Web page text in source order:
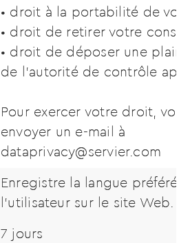
• droit à la portabilité de
• droit de retirer votre
• droit de déposer une
de l’autorité de contrôle
Pour exercer votre droit,
envoyer un e-mail à
dataprivacy@servier.com
Enregistre la langue préférée
l’utilisateur sur le site Web.
7 jours